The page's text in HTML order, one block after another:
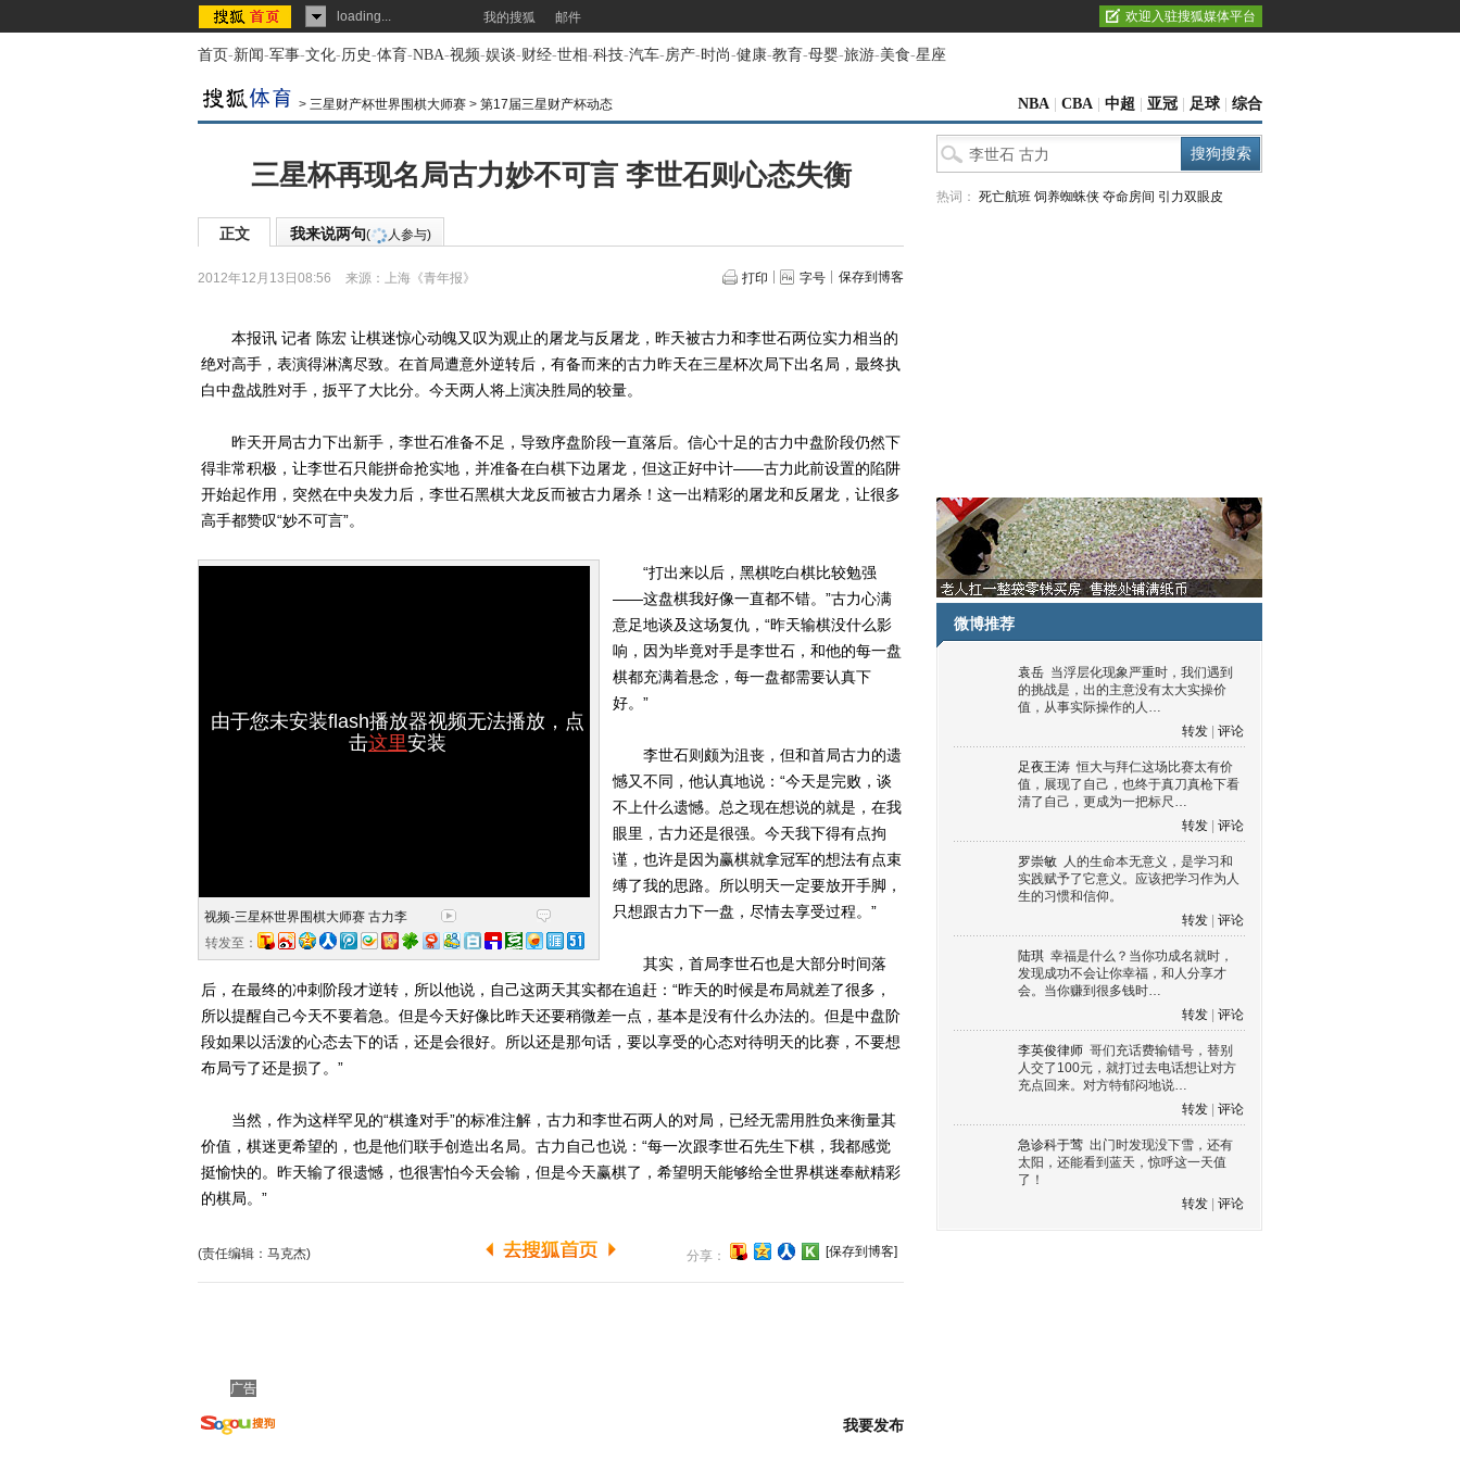
loading... 我的搜狐 邮件 欢迎入驻搜狐媒体平台
首页-新闻-军事-文化-历史-体育-NBA-视频-娱谈-财经-世相-科技-汽车-房产-时尚-健康-教育-母婴-旅游-美食-星座
> 三星财产杯世界围棋大师赛 > 第17届三星财产杯动态 NBA CBA 中超 亚冠 足球 综合
三星杯再现名局古力妙不可言 李世石则心态失衡
正文 我来说两句( 人参与)
2012年12月13日08:56 来源： 上海《青年报》 打印 字号 保存到博客
本报讯 记者 陈宏 让棋迷惊心动魄又叹为观止的屠龙与反屠龙，昨天被古力和李世石两位实力相当的
绝对高手，表演得淋漓尽致。在首局遭意外逆转后，有备而来的古力昨天在三星杯次局下出名局，最终执
白中盘战胜对手，扳平了大比分。今天两人将上演决胜局的较量。
昨天开局古力下出新手，李世石准备不足，导致序盘阶段一直落后。信心十足的古力中盘阶段仍然下
得非常积极，让李世石只能拼命抢实地，并准备在白棋下边屠龙，但这正好中计——古力此前设置的陷阱
开始起作用，突然在中央发力后，李世石黑棋大龙反而被古力屠杀！这一出精彩的屠龙和反屠龙，让很多
高手都赞叹“妙不可言”。
由于您未安装flash播放器视频无法播放，点
击这里安装
视频-三星杯世界围棋大师赛 古力李
转发至：
“打出来以后，黑棋吃白棋比较勉强
——这盘棋我好像一直都不错。”古力心满
意足地谈及这场复仇，“昨天输棋没什么影
响，因为毕竟对手是李世石，和他的每一盘
棋都充满着悬念，每一盘都需要认真下
好。”
李世石则颇为沮丧，但和首局古力的遗
憾又不同，他认真地说：“今天是完败，谈
不上什么遗憾。总之现在想说的就是，在我
眼里，古力还是很强。今天我下得有点拘
谨，也许是因为赢棋就拿冠军的想法有点束
缚了我的思路。所以明天一定要放开手脚，
只想跟古力下一盘，尽情去享受过程。”
其实，首局李世石也是大部分时间落
后，在最终的冲刺阶段才逆转，所以他说，自己这两天其实都在追赶：“昨天的时候是布局就差了很多，
所以提醒自己今天不要着急。但是今天好像比昨天还要稍微差一点，基本是没有什么办法的。但是中盘阶
段如果以活泼的心态去下的话，还是会很好。所以还是那句话，要以享受的心态对待明天的比赛，不要想
布局亏了还是损了。”
当然，作为这样罕见的“棋逢对手”的标准注解，古力和李世石两人的对局，已经无需用胜负来衡量其
价值，棋迷更希望的，也是他们联手创造出名局。古力自己也说：“每一次跟李世石先生下棋，我都感觉
挺愉快的。昨天输了很遗憾，也很害怕今天会输，但是今天赢棋了，希望明天能够给全世界棋迷奉献精彩
的棋局。”
(责任编辑：马克杰) 分享： [保存到博客]
广告
我要发布
热词： 死亡航班 饲养蜘蛛侠 夺命房间 引力双眼皮
微博推荐
袁岳 当浮层化现象严重时，我们遇到
的挑战是，出的主意没有太大实操价
值，从事实际操作的人…
转发
评论
足夜王涛 恒大与拜仁这场比赛太有价
值，展现了自己，也终于真刀真枪下看
清了自己，更成为一把标尺…
转发
评论
罗崇敏 人的生命本无意义，是学习和
实践赋予了它意义。应该把学习作为人
生的习惯和信仰。
转发
评论
陆琪 幸福是什么？当你功成名就时，
发现成功不会让你幸福，和人分享才
会。当你赚到很多钱时…
转发
评论
李英俊律师 哥们充话费输错号，替别
人交了100元，就打过去电话想让对方
充点回来。对方特郁闷地说…
转发
评论
急诊科于莺 出门时发现没下雪，还有
太阳，还能看到蓝天，惊呼这一天值
了！
转发
评论